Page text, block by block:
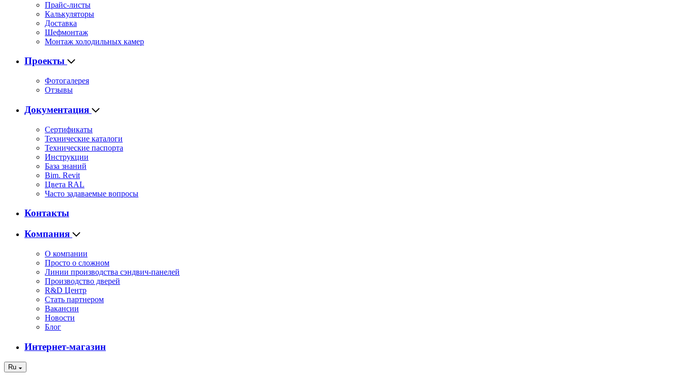
Прайс-листы
Калькуляторы
Доставка
Шефмонтаж
Монтаж холодильных камер
Проекты
Фотогалерея
Отзывы
Документация
Сертификаты
Технические каталоги
Технические паспорта
Инструкции
База знаний
Bim. Revit
Цвета RAL
Часто задаваемые вопросы
Контакты
Компания
О компании
Просто о сложном
Линии производства сэндвич-панелей
Производство дверей
R&D Центр
Стать партнером
Вакансии
Новости
Блог
Интернет-магазин
Ru